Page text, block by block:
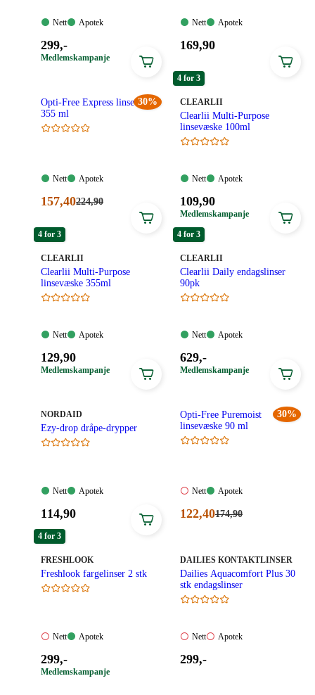
Nett:
Nett
Apotek:
Apotek
Pris:
299,00
299,-
Medlemskampanje
Nett:
Nett
Apotek:
Apotek
Pris:
kroner.
169,90
30%
Opti-Free Express linsevæske
355 ml
Nett:
Nett
Apotek:
Apotek
Nåværende
157,40
kroner.
157,40Førpris:
224,90
4 for 3
MERKE:
CLEARLII
Clearlii Multi-Purpose
linsevæske 100ml
Nett:
Nett
Apotek:
Apotek
Pris:
109,90
kroner.
109,90
Medlemskampanje
4 for 3
MERKE:
CLEARLII
Clearlii Multi-Purpose
linsevæske 355ml
Nett:
Nett
Apotek:
Apotek
Pris:
129,90
129,90
Medlemskampanje
4 for 3
MERKE:
CLEARLII
Clearlii Daily endagslinser
90pk
Nett:
Nett
Apotek:
Apotek
Pris:
629,00
629,-
Medlemskampanje
MERKE:
NORDAID
Ezy-drop dråpe-drypper
Nett:
Nett
Apotek:
Apotek
Pris:
114,90
kroner.
114,90
30%
Opti-Free Puremoist
linsevæske 90 ml
Nett:
tilgjengelig
Nett
Apotek:
Apotek
Nåværende
kroner.
122,40Førpris:
174,90
4 for 3
MERKE:
FRESHLOOK
Freshlook fargelinser 2 stk
Nett:
tilgjengelig
Nett
Apotek:
Apotek
Pris:
299,00
299,-
Medlemskampanje
MERKE:
DAILIES KONTAKTLINSER
Dailies Aquacomfort Plus 30
stk endagslinser
Nett:
tilgjengelig
Nett
Apotek:
Apotek
Pris:
299,-